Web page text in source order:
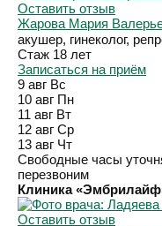
Оставить отзыв
Жарова Мария
акушер, гинеколог,
Стаж 18 лет
Записаться на приём
9 авг Вс
10 авг Пн
11 авг Вт
12 авг Ср
13 авг Чт
Свободные часы
перезвоним
Клиника
Оставить отзыв